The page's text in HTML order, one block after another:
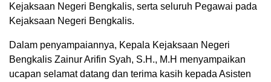
Kejaksaan Negeri Bengkalis, serta seluruh Pegawai pada
Kejaksaan Negeri Bengkalis.
Dalam penyampaiannya, Kepala Kejaksaan Negeri
Bengkalis Zainur Arifin Syah, S.H., M.H menyampaikan
ucapan selamat datang dan terima kasih kepada Asisten